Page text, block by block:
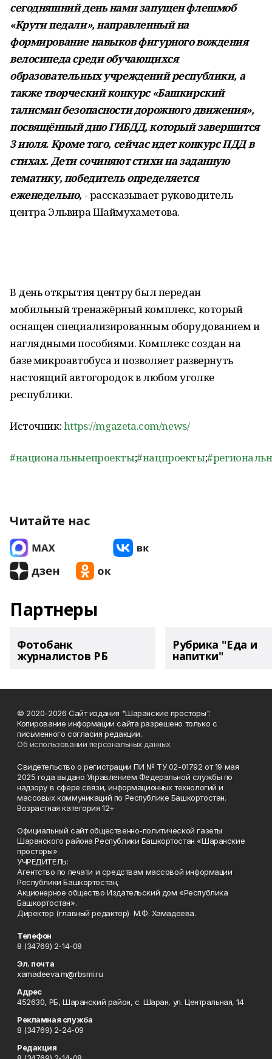
сегодняшний день нами запущен флешмоб
«Крути педали», направленный на
формирование навыков фигурного вождения
велосипеда среди обучающихся
образовательных учреждений республики, а
также творческий конкурс «Башкирский
талисман безопасности дорожного движения»,
посвящённый дню ГИБДД, который завершится
3 июля. Кроме того, сейчас идет конкурс ПДД в
стихах. Дети сочиняют стихи на заданную
тематику, победитель определяется
еженедельно, - рассказывает руководитель
центра Эльвира Шаймухаметова.
В день открытия центру был передан
мобильный тренажёрный комплекс, который
оснащен специализированным оборудованием и
наглядными пособиями. Комплекс создан на
базе микроавтобуса и позволяет развернуть
настоящий автогородок в любом уголке
республики.
Источник:https://mgazeta.com/news/
#национальныепроекты;#нацпроекты;
Читайте нас
Партнеры
Фотобанк
журналистов РБ
Рубрика "Еда и
напитки"
© 2020-2026 Сайт издания "Шаранские просторы".
Копирование информации сайта разрешено только с
письменного согласия редакции.
Об использовании персональных данных
Свидетельство о регистрации ПИ № ТУ 02-01792 от 19 мая
2025 года выдано Управлением Федеральной службы по
надзору в сфере связи, информационных технологий и
массовых коммуникаций по Республике Башкортостан.
Возрастная категория 12+
Официальный сайт общественно-политической газеты
Шаранского района Республики Башкортостан «Шаранские
просторы»
УЧРЕДИТЕЛЬ:
Агентство по печати и средствам массовой информации
Республики Башкортостан,
Акционерное общество Издательский дом «Республика
Башкортостан».
Директор (главный редактор) М.Ф. Хамадеева.
Телефон
8 (34769) 2-14-08
Эл. почта
xamadeeva.m@rbsmi.ru
Адрес
452630, РБ, Шаранский район, с. Шаран, ул. Центральная, 14
Рекламная служба
8 (34769) 2-24-09
Редакция